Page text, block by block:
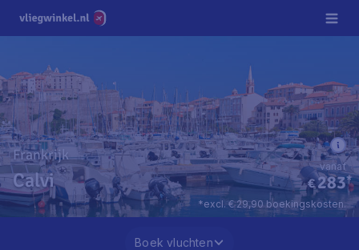
Frankrijk
Calvi €283*
vanaf
*excl. € 29,90 boekingskosten.
Boek vluchten